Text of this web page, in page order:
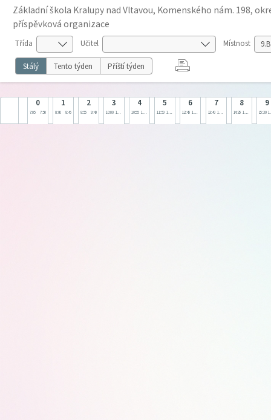
Základní škola Kralupy nad Vltavou, Komenského nám. 198,
příspěvková organizace
Třída Učitel Místnost
Stálý Tento týden Příští týden
0
7:05 7:50
1
8:00 8:45
2
8:55 9:40
3
10:00 10:45
4
10:55 11:40
5
11:50 12:35
6
12:45 13:30
7
13:40 14:25
8
14:35 15:20
9
15:30